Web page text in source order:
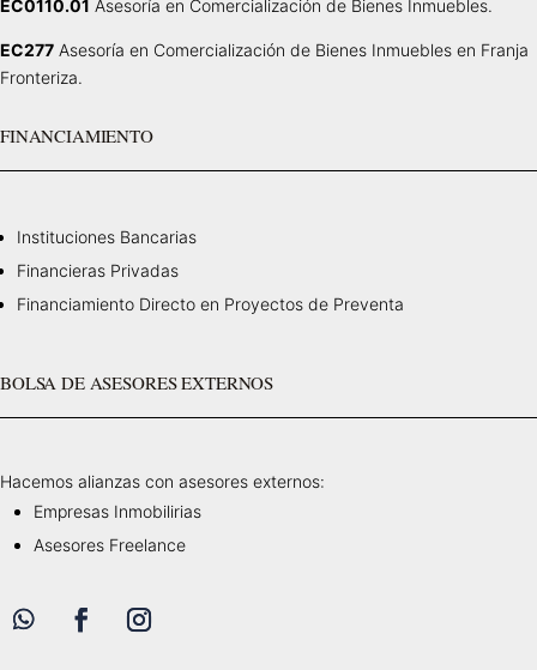
EC0110.01 Asesoría en Comercialización de Bienes Inmuebles.
EC277 Asesoría en Comercialización de Bienes Inmuebles en Franja
Fronteriza.
FINANCIAMIENTO
Instituciones Bancarias
Financieras Privadas
Financiamiento Directo en Proyectos de Preventa
BOLSA DE ASESORES EXTERNOS
Hacemos alianzas con asesores externos:
Empresas Inmobilirias
Asesores Freelance